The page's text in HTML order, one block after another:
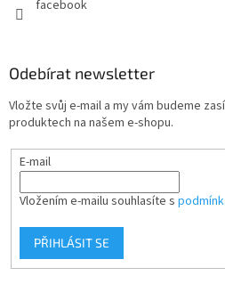
facebook
Odebírat newsletter
Vložte svůj e-mail a my vám budeme
produktech na našem e-shopu.
E-mail
Vložením e-mailu souhlasíte s
PŘIHLÁSIT SE